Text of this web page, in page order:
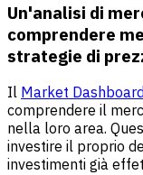
Un'analisi di
comprendere
strategie di
Il Market
comprendere il
nella loro area.
investire il proprio
investimenti già